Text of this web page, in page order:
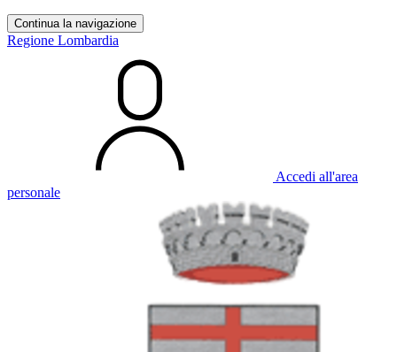
Continua la navigazione
Regione Lombardia
Accedi all'area
personale